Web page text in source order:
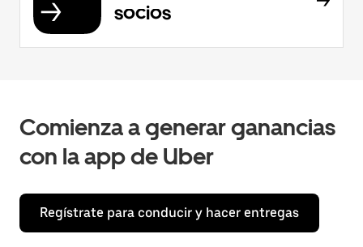
socios
Comienza a generar ganancias
con la app de Uber
Regístrate para conducir y hacer entregas